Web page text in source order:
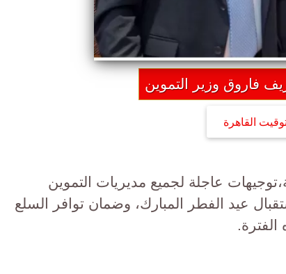
فاروق وزير التموين
القاهرة
عاجلة لجميع مديريات التموين
عيد الفطر المبارك، وضمان توافر السلع